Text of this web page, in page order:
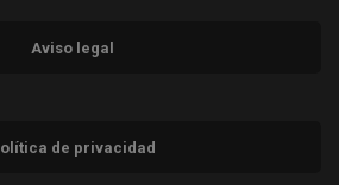
Aviso legal
de privacidad